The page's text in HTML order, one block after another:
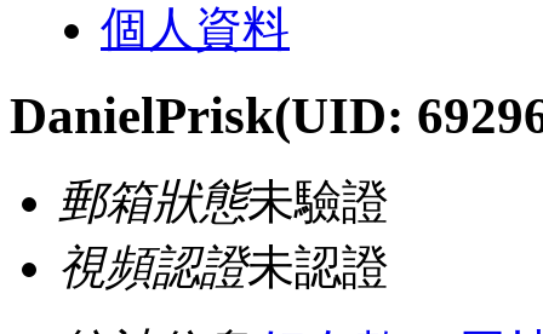
個人資料
DanielPrisk(UID:
郵箱狀態未驗證
視頻認證未認證